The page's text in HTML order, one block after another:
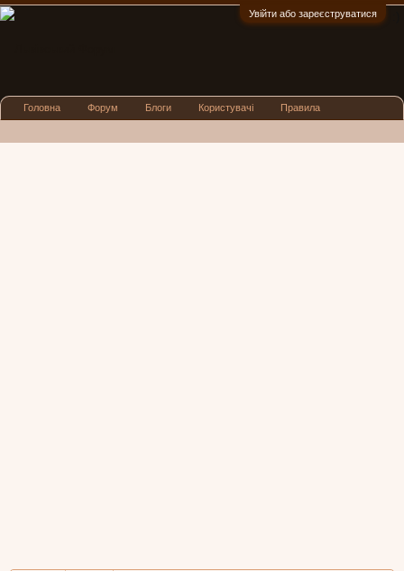
Увійти або зареєструватися
Головна Форум Блоги Користувачі Правила